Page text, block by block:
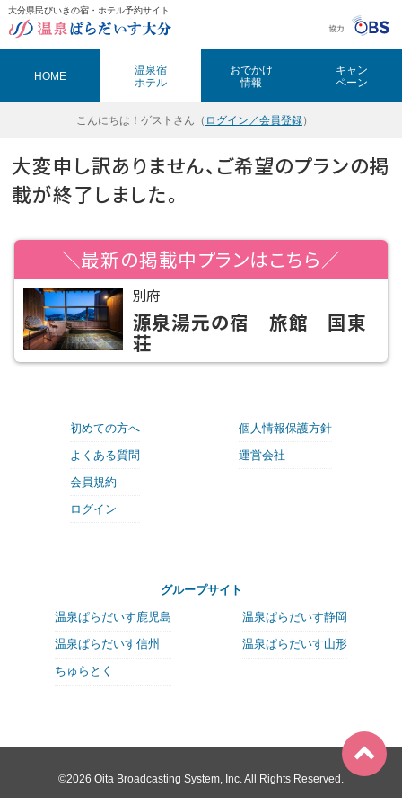
大分県民びいきの宿・ホテル予約サイト
HOME
温泉宿
ホテル
おでかけ
情報
キャン
ペーン
こんにちは！ ゲストさん（ ログイン／会員登録）
大変申し訳ありません、ご希望のプランの掲
載が終了しました。
＼最新の掲載中プランはこちら／
別府
源泉湯元の宿 旅館 国東
荘
初めての方へ
よくある質問
会員規約
ログイン
個人情報保護方針
運営会社
グループサイト
温泉ぱらだいす鹿児島
温泉ぱらだいす信州
ちゅらとく
温泉ぱらだいす静岡
温泉ぱらだいす山形
©2026 Oita Broadcasting System, Inc. All Rights Reserved.